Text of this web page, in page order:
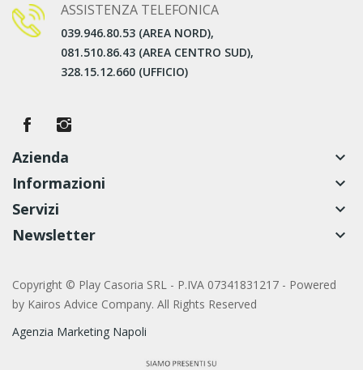
ASSISTENZA TELEFONICA
039.946.80.53 (AREA NORD),
081.510.86.43 (AREA CENTRO SUD),
328.15.12.660 (UFFICIO)
Azienda
keyboard_arrow_down
Informazioni
keyboard_arrow_down
Servizi
keyboard_arrow_down
Newsletter
keyboard_arrow_down
Copyright © Play Casoria SRL - P.IVA 07341831217 - Powered
by Kairos Advice Company. All Rights Reserved
Agenzia Marketing Napoli